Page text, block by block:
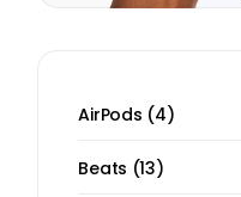
AirPods 4
Beats 13